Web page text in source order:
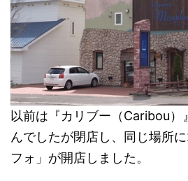
以前は『カリブー（Caribou）
んでしたが閉店し、同じ場所
フォ」が開店しました。